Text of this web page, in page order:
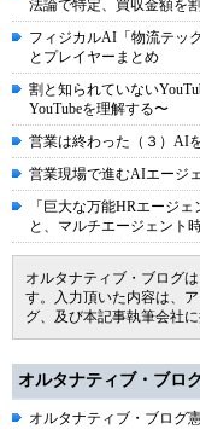
法論で特定、買収金額を
フィジカルAI「物流テッ
とプレイヤーまとめ
割と知られていない
YouTubeを理解する〜
営業は終わった（３）AI
営業現場で進むAIエージ
「巨大な万能HRエージ
と、マルチエージェント
オルタナティブ・ブログ
す。入力頂いた内容は、
グ、及び本記事執筆会社に
オルタナティブ・ブロ
オルタナティブ・ブログ